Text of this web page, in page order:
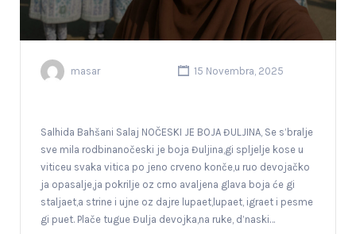
masar 15 Novembra, 2025
Salhida Bahšani Salaj NOČESKI JE BOJA ĐULJINA, Se s’bralje
sve mila rodbinanočeski je boja Đuljina,gi spljelje kose u
viticeu svaka vitica po jeno crveno konče,u ruo devojačko
ja opasalje,ja pokrilje oz crno avaljena glava boja će gi
staljaet,a strine i ujne oz dajre lupaet,lupaet, igraet i pesme
gi puet. Plače tugue Đulja devojka,na ruke, d’naski…